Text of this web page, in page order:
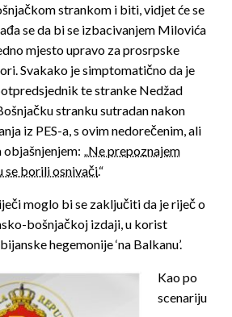
strankom i biti, vidjet će se
se da bi se izbacivanjem Milovića
mjesto upravo za prosrpske
Svakako je simptomatično da je
te stranke Nedžad
stranku sutradan nakon
iz PES-a, s ovim nedorečenim, ali
„Ne prepoznajem
se borili osnivači.“
moglo bi se zaključiti da je riječ o
bošnjačkoj izdaji, u korist
hegemonije ‘na Balkanu’.
Kao po
scenariju